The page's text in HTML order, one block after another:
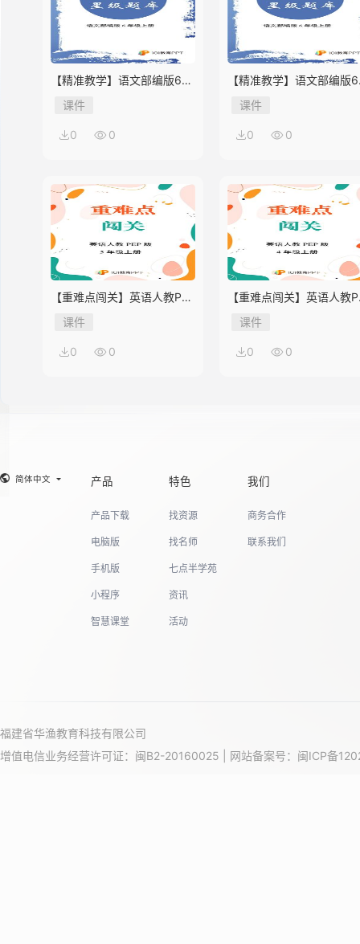
【精准教学】语文部编版6年
级上册第2单元★★★★题库
课件
0 0
【精准教学】语文部编版
级上册第1单元★★★题库
课件
0 0
【重难点闯关】英语人教PEP
版5年级上册Unit 2
课件
0 0
【重难点闯关】英语人教
版4年级上册Unit 2
课件
0 0
简体中文 产品
产品下载
电脑版
手机版
小程序
智慧课堂
特色
找资源
找名师
七点半学苑
资讯
活动
我们
商务合作
联系我们
福建省华渔教育科技有限公司
增值电信业务经营许可证：闽B2-20160025 | 网站备案号： 闽ICP备